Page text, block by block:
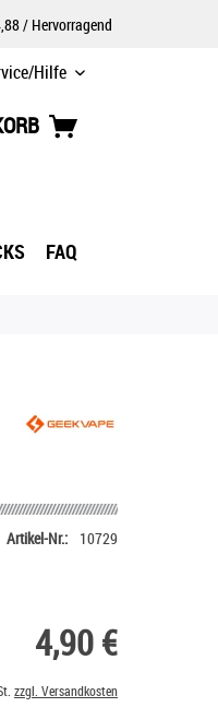
/ Hervorragend
Hilfe
FAQ
Artikel-Nr.: 10729
4,90 €
zzgl. Versandkosten